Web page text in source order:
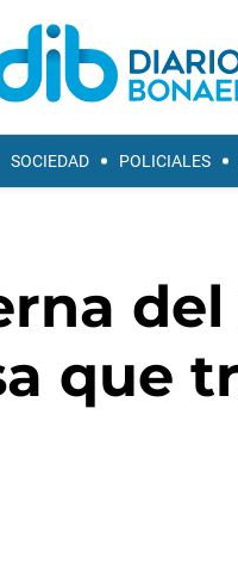
SOCIEDAD POLICIALES
del
que